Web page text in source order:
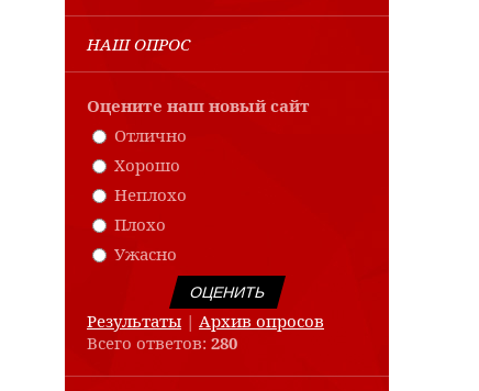
НАШ ОПРОС
Оцените наш новый сайт
Отлично
Хорошо
Неплохо
Плохо
Ужасно
Результаты | Архив опросов
Всего ответов: 280